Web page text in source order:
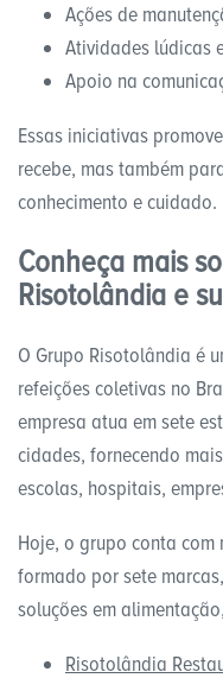
Ações de
Atividades lúdicas
Apoio na
Essas iniciativas
recebe, mas também
conhecimento e cuidado.
Conheça mais
Risotolândia e
O Grupo Risotolândia é
refeições coletivas no
empresa atua em sete
cidades, fornecendo
escolas, hospitais,
Hoje, o grupo conta
formado por sete
soluções em
Risotolândia